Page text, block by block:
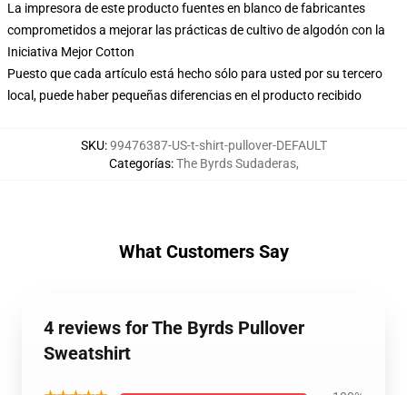
La impresora de este producto fuentes en blanco de fabricantes
comprometidos a mejorar las prácticas de cultivo de algodón con la
Iniciativa Mejor Cotton
Puesto que cada artículo está hecho sólo para usted por su tercero
local, puede haber pequeñas diferencias en el producto recibido
SKU:99476387-US-t-shirt-pullover-DEFAULT
Categorías:The Byrds Sudaderas,
What Customers Say
4 reviews for The Byrds Pullover
Sweatshirt